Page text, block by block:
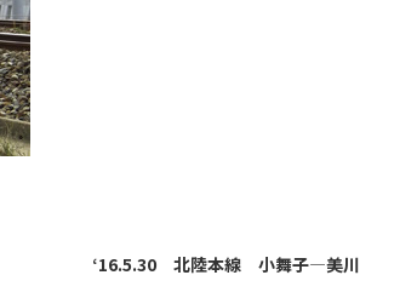
‘16.5.30 北陸本線 小舞子―美川